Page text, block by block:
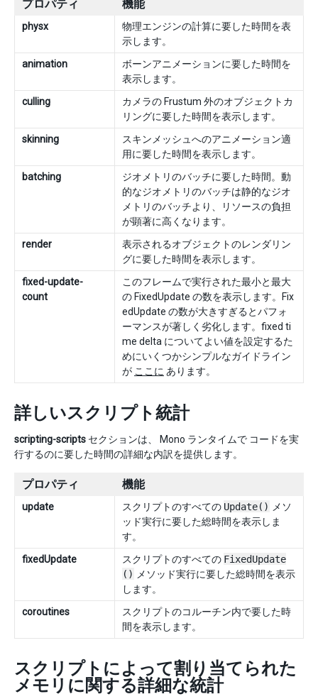
プロパティ 機能
physx
物理エンジンの計算に要した時間を表
示します。
animation
ボーンアニメーションに要した時間を
表示します。
culling
カメラの Frustum 外のオブジェクトカ
リングに要した時間を表示します。
skinning
スキンメッシュへのアニメーション適
用に要した時間を表示します。
batching
ジオメトリのバッチに要した時間。動
的なジオメトリのバッチは静的なジオ
メトリのバッチより、リソースの負担
が顕著に高くなります。
render
表示されるオブジェクトのレンダリン
グに要した時間を表示します。
fixed-update-
count
このフレームで実行された最小と最大
の FixedUpdate の数を表示します。Fix
edUpdate の数が大きすぎるとパフォ
ーマンスが著しく劣化します。fixed ti
me delta についてよい値を設定するた
めにいくつかシンプルなガイドライン
が ここに あります。
詳しいスクリプト統計
scripting-scripts セクションは、 Mono ランタイムで コードを実
行するのに要した時間の詳細な内訳を提供します。
プロパティ 機能
update スクリプトのすべての Update()
メソ
ッド実行に要した総時間を表示しま
す。
fixedUpdate
スクリプトのすべての FixedUpdate
()
メソッド実行に要した総時間を表示
します。
coroutines
スクリプトのコルーチン内で要した時
間を表示します。
スクリプトによって割り当てられた
メモリに関する詳細な統計